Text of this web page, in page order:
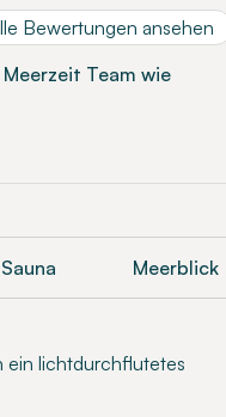
Bewertungen ansehen
Team wie
Sauna Meerblick
ein lichtdurchflutetes